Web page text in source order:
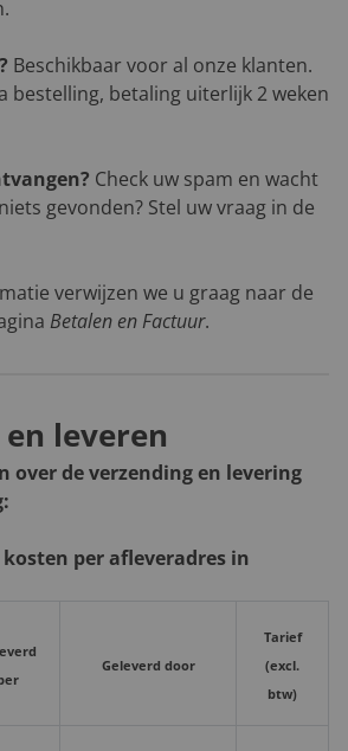
Beschikbaar voor al onze klanten.
bestelling, betaling uiterlijk 2 weken
Check uw spam en wacht
gevonden? Stel uw vraag in de
verwijzen we u graag naar de
Betalen en Factuur.
leveren
over de verzending en levering
per afleveradres in
Geleverd door
Tarief
(excl.
btw)